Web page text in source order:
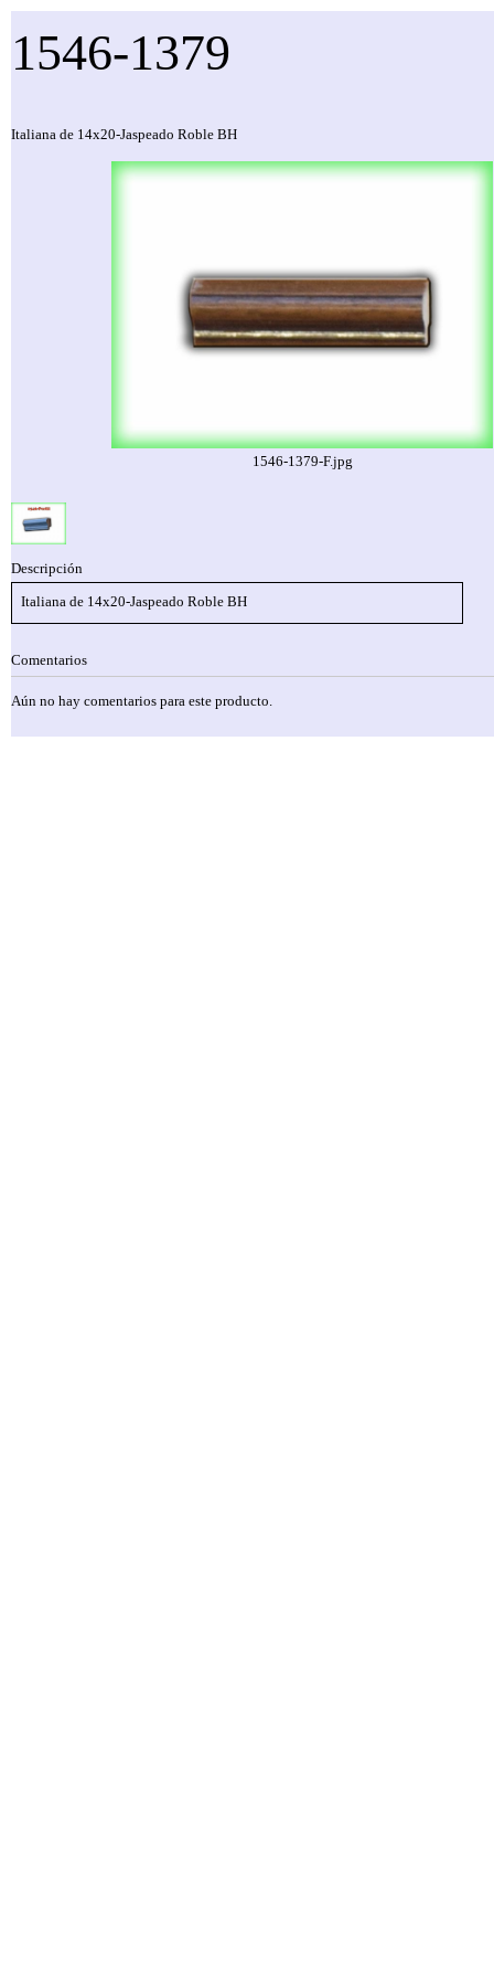
1546-1379
Italiana de 14x20-Jaspeado Roble BH
1546-1379-F.jpg
Descripción
Italiana de 14x20-Jaspeado Roble BH
Comentarios
Aún no hay comentarios para este producto.